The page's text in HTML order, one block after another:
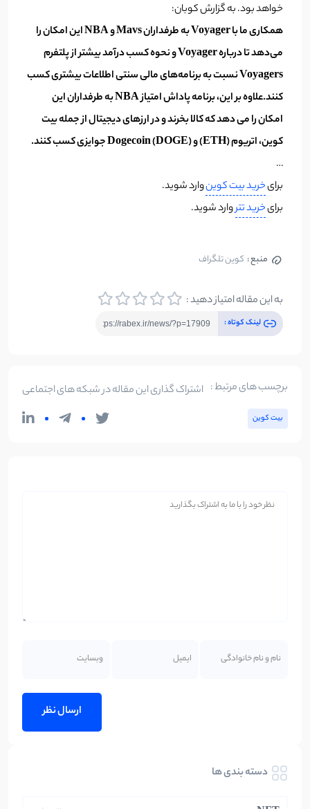
خواهد بود. به گزارش کوبان:
همکاری ما با Voyager به طرفداران Mavs و NBA این امکان را
می‌دهد تا درباره Voyager و نحوه کسب درآمد بیشتر از پلتفرم
Voyagers نسبت به برنامه‌های مالی سنتی اطلاعات بیشتری کسب
کنند.علاوه بر این، برنامه پاداش امتیاز NBA به طرفداران این
امکان را می دهد که کالا بخرند و در ارزهای دیجیتال از جمله بیت
کوین،اتریوم (ETH)
و Dogecoin (DOGE) جوایزی کسب کنند.
…
برایخرید بیت کوینوارد شوید.
برایخرید تتروارد شوید.
منبع : کوین تلگراف
به این مقاله امتیاز دهید :
لینک کوتاه :
برچسب های مرتبط :
بیت کوین
اشتراک گذاری این مقاله در شبکه های اجتماعی
دسته بندی ها